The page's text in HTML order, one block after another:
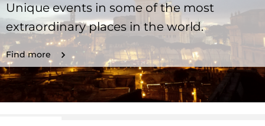
Unique events in some of the most
extraordinary places in the world.
Find more